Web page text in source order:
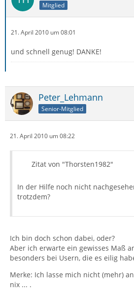
Mitglied
21. April 2010 um 08:01
und schnell genug! DANKE!
Peter_Lehmann
Senior-Mitglied
21. April 2010 um 08:22
Zitat von "Thorsten1982"
In der Hilfe noch nicht
trotzdem?
Ich bin doch schon dabei, oder?
Aber ich erwarte ein gewisses Maß
besonders bei Usern, die es eilig
Merke: Ich lasse mich nicht (mehr)
nix ... .